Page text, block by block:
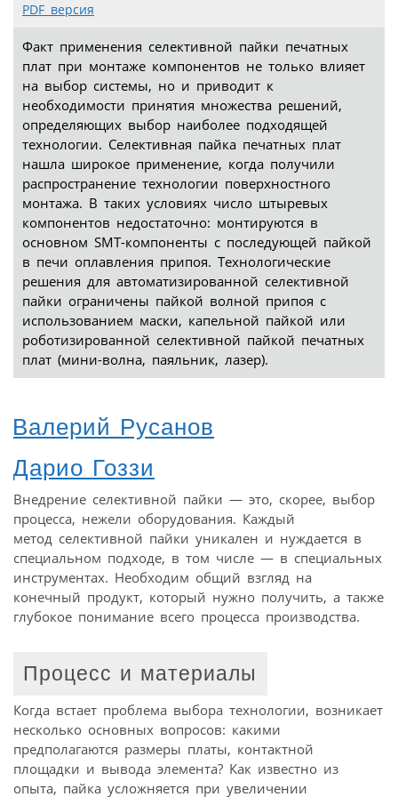
PDF версия
Факт применения селективной пайки печатных
плат при монтаже компонентов не только влияет
на выбор системы, но и приводит к
необходимости принятия множества решений,
определяющих выбор наиболее подходящей
технологии. Селективная пайка печатных плат
нашла широкое применение, когда получили
распространение технологии поверхностного
монтажа. В таких условиях число штыревых
компонентов недостаточно: монтируются в
основном SMT-компоненты с последующей пайкой
в печи оплавления припоя. Технологические
решения для автоматизированной селективной
пайки ограничены пайкой волной припоя с
использованием маски, капельной пайкой или
роботизированной селективной пайкой печатных
плат (мини-волна, паяльник, лазер).
Валерий Русанов
Дарио Гоззи
Внедрение селективной пайки — это, скорее, выбор
процесса, нежели оборудования. Каждый
метод селективной пайки уникален и нуждается в
специальном подходе, в том числе — в специальных
инструментах. Необходим общий взгляд на
конечный продукт, который нужно получить, а также
глубокое понимание всего процесса производства.
Процесс и материалы
Когда встает проблема выбора технологии, возникает
несколько основных вопросов: какими
предполагаются размеры платы, контактной
площадки и вывода элемента? Как известно из
опыта, пайка усложняется при увеличении